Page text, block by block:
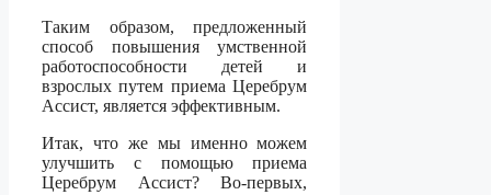
Таким образом, предложенный
способ повышения умственной
работоспособности детей и
взрослых путем приема Церебрум
Ассист, является эффективным.
Итак, что же мы именно можем
улучшить с помощью приема
Церебрум Ассист? Во-первых,